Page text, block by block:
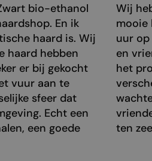
bio-ethanol
En ik
haard is. Wij
haard hebben
er bij gekocht
vuur aan te
sfeer dat
Echt een
een goede
Wij
mooie
uur op
en
het
ten